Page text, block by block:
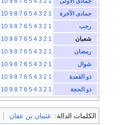
جمادى الآخرة
1
2
3
4
5
6
7
8
9
10
رجب
1
2
3
4
5
6
7
8
9
10
شعبان
1
2
3
4
5
6
7
8
9
10
رمضان
1
2
3
4
5
6
7
8
9
10
شوال
1
2
3
4
5
6
7
8
9
10
ذو القعدة
1
2
3
4
5
6
7
8
9
10
ذو الحجة
1
2
3
4
5
6
7
8
9
10
الكلمات الدالة: عثمان بن عفان